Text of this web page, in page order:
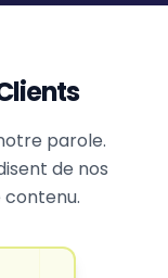
parole.
de nos
contenu.